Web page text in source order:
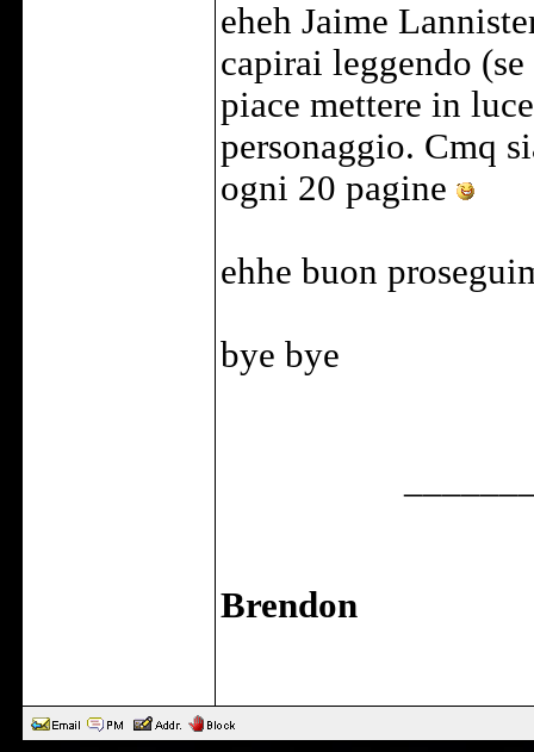
eheh Jaime
capirai leggendo
piace mettere in
personaggio. Cmq
ogni 20 pagine
ehhe buon
bye bye
Brendon